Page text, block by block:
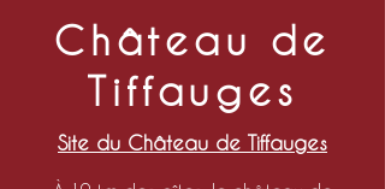
Château de
Tiffauges
Site du Château de Tiffauges